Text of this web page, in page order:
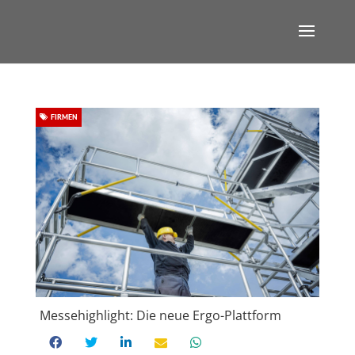
Messehighlight: Die neue Ergo-Plattform
FIRMEN